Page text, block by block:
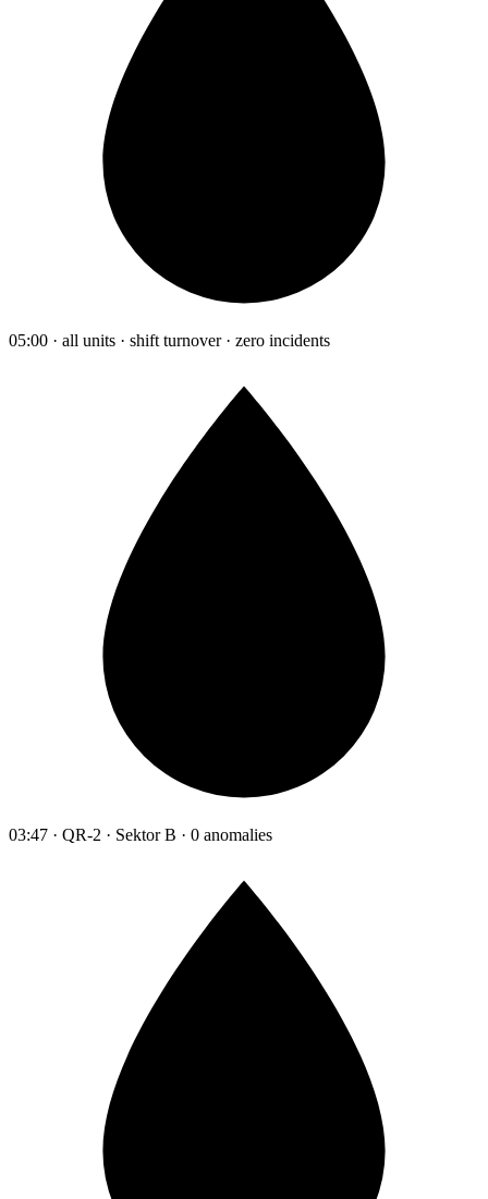
05:00 · all units · shift turnover · zero incidents
03:47 · QR-2 · Sektor B · 0 anomalies